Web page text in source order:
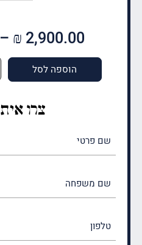
₪ 2,900.00
–
הוספה לסל
צרו